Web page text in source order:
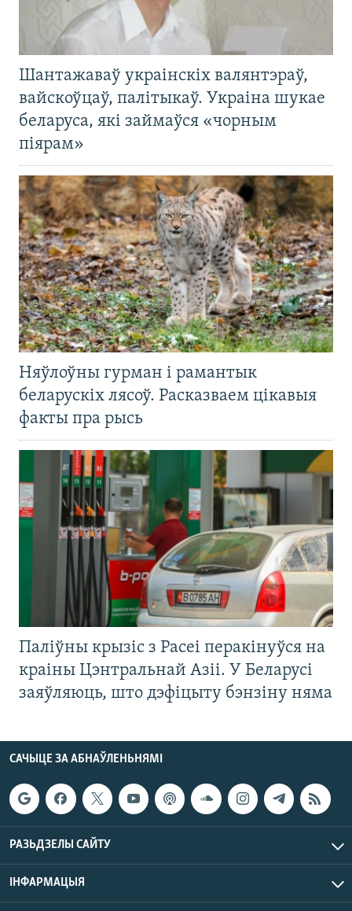
Шантажаваў украінскіх валянтэраў,
вайскоўцаў, палітыкаў. Украіна шукае
беларуса, які займаўся «чорным
піярам»
Няўлоўны гурман і рамантык
беларускіх лясоў. Расказваем цікавыя
факты пра рысь
Паліўны крызіс з Расеі перакінуўся на
краіны Цэнтральнай Азіі. У Беларусі
заяўляюць, што дэфіцыту бэнзіну няма
САЧЫЦЕ ЗА АБНАЎЛЕНЬНЯМІ
РАЗЬДЗЕЛЫ САЙТУ
ІНФАРМАЦЫЯ